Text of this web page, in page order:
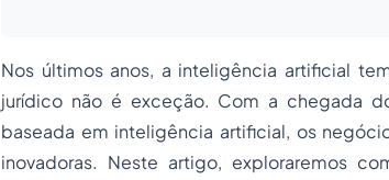
Nos últimos anos, a inteligência artificial
jurídico não é exceção. Com a chegada
baseada em inteligência artificial, os
inovadoras. Neste artigo, exploraremos